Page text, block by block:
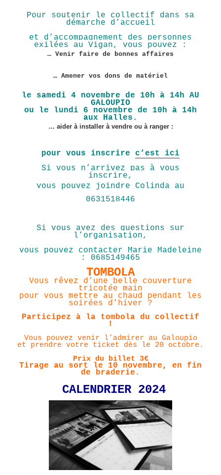
Pour soutenir le collectif dans sa
démarche d’accueil
et d’accompagnement des personnes
exilées au Vigan, vous pouvez :
… Venir faire de bonnes affaires
… Amener vos dons de matériel
le samedi 4 novembre de 10h à 14h AU
GALOUPIO
ou le lundi 6 novembre de 10h à 14h
aux Halles.
… aider à installer à vendre ou à ranger :
pour vous inscrire c’est ici
Si vous n’arrivez pas à vous
inscrire,
vous pouvez joindre Colinda au
0631518446
Si vous avez des questions sur
l’organisation,
vous pouvez contacter Marie Madeleine
: 0685149465
TOMBOLA
Vous rêvez d’une belle couverture
tricotée main
pour vous mettre au chaud pendant les
soirées d’hiver ?
Participez à la tombola du collectif
!
Vous pouvez venir l’admirer au Galoupio
et prendre votre ticket dès le 20 octobre.
Prix du billet 3€
Tirage au sort le 10 novembre, en fin
de braderie.
CALENDRIER 2024